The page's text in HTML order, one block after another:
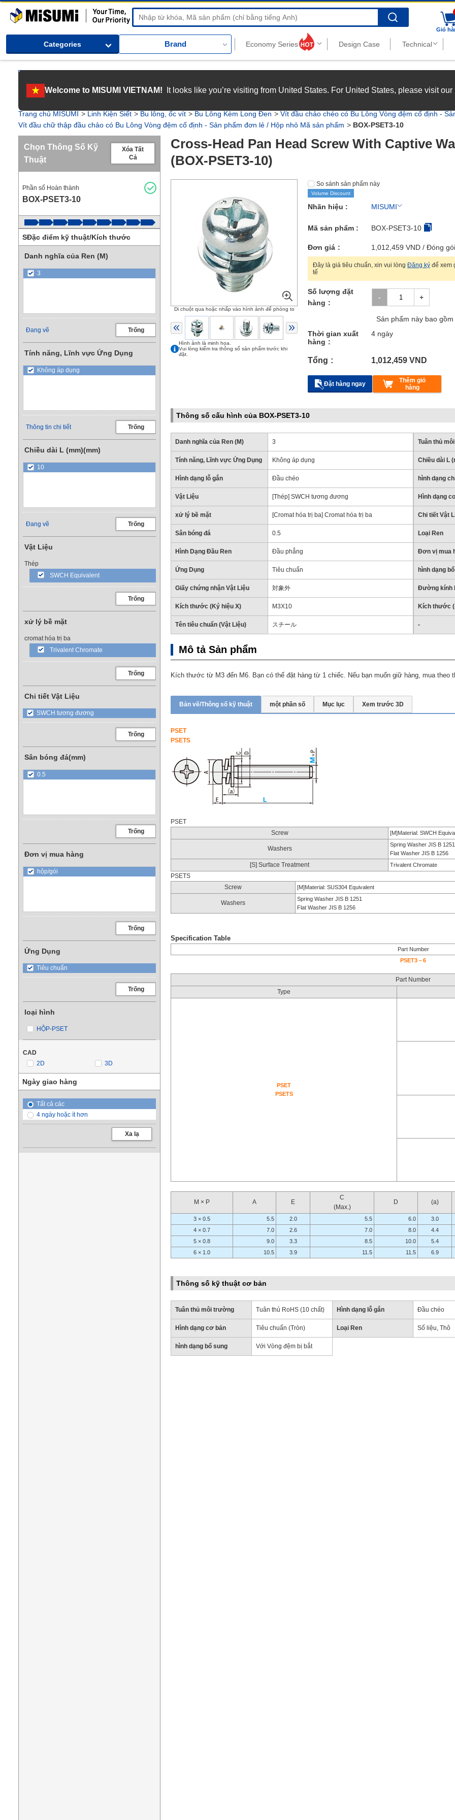
MiSUMi
Search
Giỏ
Categories Brand
Welcome to MISUMI VIETNAM! It looks like you’re visiting from United States. For United States, please visit
[Recruitment] We're hiring! Grab your ultimate career opportunity & enjoy top-tier benefits at MISUMI Vietnam.See more
Trang chủ MISUMI Linh Kiện Siết Bu lông, ốc vít Bu Lông Kèm Long Đen
Vít đầu chảo chéo có Bu Lông Vòng đệm cố định -
Vít đầu chữ thập đầu chảo có Bu Lông Vòng đệm cố định - Sản phẩm đơn lẻ / Hộp nhỏ Mã sản phẩm
BOX-PSET3-10
Chọn Thông Số Kỹ
Thuật
Xóa Tất
Cả
Phần số Hoàn thành
BOX-PSET3-10
SĐặc điểm kỹ thuật/Kích thước
Danh nghĩa của Ren (M)
3
Đang vẽ Trống
Tính năng, Lĩnh vực Ứng Dụng
Không áp dụng
Thông tin chi tiết Trống
Chiều dài L (mm)(mm)
10
Đang vẽ Trống
Vật Liệu
Thép
SWCH Equivalent
Trống
xử lý bề mặt
cromat hóa trị ba
Trivalent Chromate
Trống
Chi tiết Vật Liệu
SWCH tương đương
Trống
Sân bóng đá(mm)
0.5
Trống
Đơn vị mua hàng
hộp/gói
Trống
Ứng Dụng
Tiêu chuẩn
Trống
loại hình
HỘP-PSET
CAD
2D
3D
Ngày giao hàng
Tất cả các
4 ngày hoặc ít hơn
Xa lạ
Cross-Head Pan Head Screw With Captive
(BOX-PSET3-10)
Di chuột qua hoặc nhấp vào hình ảnh để phóng to
Hình ảnh là minh họa.
Vui lòng kiểm tra thông số sản phẩm trước khi
đặt.
So sánh sản phẩm này
Volume Discount
Nhãn hiệu : MISUMI
Mã sản phẩm : BOX-PSET3-10
Đơn giá 1,012,459 VND / Đóng gói
Đây là giá tiêu chuẩn, xin vui lòng Đăng ký để xem
tế
Số lượng đặt
hàng
Sản phẩm này bao
Thời gian xuất
hàng
4 ngày
Tổng 1,012,459 VND
Đặt hàng ngay
Thêm giỏ
hàng
Thông số cấu hình của BOX-PSET3-10
Danh nghĩa của Ren (M) 3 Tuân thủ
Tính năng, Lĩnh vực Ứng Dụng Không áp dụng Chiều dài L
Hình dạng lỗ gắn Đầu chéo hình dạng
Vật Liệu [Thép] SWCH tương đương Hình dạng
xử lý bề mặt [Cromat hóa trị ba] Cromat hóa trị ba Chi tiết Vật
Sân bóng đá 0.5 Loại Ren
Hình Dạng Đầu Ren Đầu phẳng Đơn vị mua
Ứng Dụng Tiêu chuẩn hình dạng
Giấy chứng nhận Vật Liệu 対象外 Đường kính
Kích thước (Ký hiệu X) M3X10 Kích thước
Tên tiêu chuẩn (Vật Liệu) スチール -
Mô tả Sản phẩm
Kích thước từ M3 đến M6. Bạn có thể đặt hàng từ 1 chiếc. Nếu bạn muốn giữ hàng, mua theo
Bản vẽ/Thông số kỹ thuật một phần số Mục lục Xem trước 3D
PSET
PSETS
PSET
Screw
[M]Material: SWCH
Washers
Spring Washer JIS B 1251
Flat Washer JIS B 1256
[S] Surface Treatment Trivalent Chromate
PSETS
Screw
[M]Material: SUS304 Equivalent
Washers
Spring Washer JIS B 1251
Flat Washer JIS B 1256
Specification Table
Part Number
PSET3－6
Part Number
Type
PSET
PSETS
M × P A E
C
(Max.)
D (a)
3 × 0.5 5.5 2.0 5.5 6.0
3.0
4 × 0.7
7.0 2.6 7.0 8.0
4.4
5 × 0.8
9.0 3.3 8.5 10.0
5.4
6 × 1.0
10.5 3.9 11.5 11.5 6.9
Thông số kỹ thuật cơ bản
Tuân thủ môi trường Tuân thủ RoHS (10 chất) Hình dạng lỗ gắn Đầu chéo
Hình dạng cơ bản Tiêu chuẩn (Tròn) Loại Ren Số liệu, Thô
hình dạng bổ sung Với Vòng đệm bị bắt